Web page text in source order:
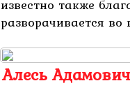
известно также
разворачивается во
Алесь